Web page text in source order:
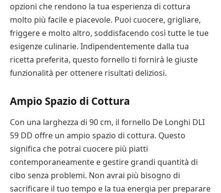
opzioni che rendono la tua esperienza di cottura
molto più facile e piacevole. Puoi cuocere, grigliare,
friggere e molto altro, soddisfacendo così tutte le tue
esigenze culinarie. Indipendentemente dalla tua
ricetta preferita, questo fornello ti fornirà le giuste
funzionalità per ottenere risultati deliziosi.
Ampio Spazio di Cottura
Con una larghezza di 90 cm, il fornello De Longhi DLI
59 DD offre un ampio spazio di cottura. Questo
significa che potrai cuocere più piatti
contemporaneamente e gestire grandi quantità di
cibo senza problemi. Non avrai più bisogno di
sacrificare il tuo tempo e la tua energia per preparare